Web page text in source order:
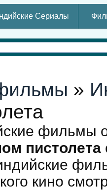
Сериалы
»
фильмы
пистолета
кино